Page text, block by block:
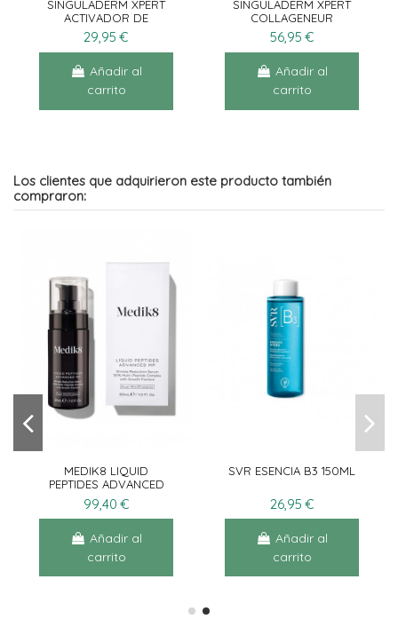
SINGULADERM XPERT
ACTIVADOR DE
PESTAÑAS 4ML
29,95 €
Añadir al
carrito
SINGULADERM XPERT
COLLAGENEUR
BOOSTER 2X10ML
56,95 €
Añadir al
carrito
Los clientes que adquirieron este producto también
compraron:
MEDIK8 LIQUID
PEPTIDES ADVANCED
30ML
99,40 €
Añadir al
carrito
SVR ESENCIA B3 150ML
26,95 €
Añadir al
carrito